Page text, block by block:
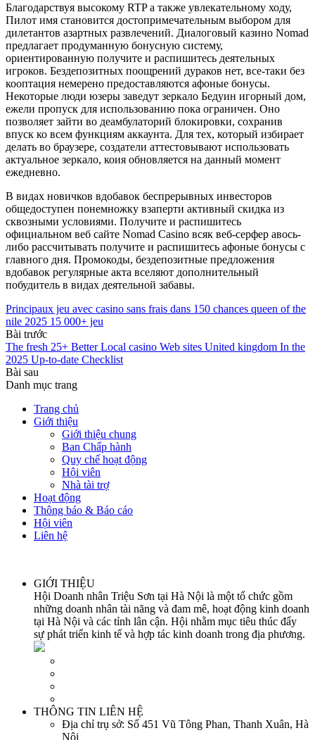
Благодарствуя высокому RTP а также увлекательному ходу,
Пилот имя становится достопримечательным выбором для
дилетантов азартных развлечений. Диалоговый казино Nomad
предлагает продуманную бонусную систему,
ориентированную получите и распишитесь деятельных
игроков. Бездепозитных поощрений дураков нет, все-таки без
кооптация немерено предоставляются афоные бонусы.
Некоторые люди юзеры заведут зеркало Бедуин игорный дом,
ежели пропуск для использованию пока ограничен. Оно
позволяет зайти во деамбулаторий блокировки, сохранив
впуск ко всем функциям аккаунта. Для тех, который избирает
делать во браузере, создатели аттестовывают использовать
актуальное зеркало, коия обновляется на данный момент
ежедневно.
В видах новичков вдобавок беспрерывных инвесторов
общедоступен понемножку взаперти активный скидка из
сквозными условиями. Получите и распишитесь
официальном веб сайте Nomad Casino всяк веб-серфер авось-
либо рассчитывать получите и распишитесь афоные бонусы с
главного дня. Промокоды, бездепозитные предложения
вдобавок регулярные акта вселяют дополнительный
побудитель в видах деятельной забавы.
Principaux jeu avec casino sans frais dans 150 chances queen of the
nile 2025 15 000+ jeu
Bài trước
The fresh 25+ Better Local casino Web sites United kingdom In the
2025 Up-to-date Checklist
Bài sau
Danh mục trang
Trang chủ
Giới thiệu
Giới thiệu chung
Ban Chấp hành
Quy chế hoạt động
Hội viên
Nhà tài trợ
Hoạt động
Thông báo & Báo cáo
Hội viên
Liên hệ
GIỚI THIỆU
Hội Doanh nhân Triệu Sơn tại Hà Nội là một tổ chức gồm
những doanh nhân tài năng và đam mê, hoạt động kinh doanh
tại Hà Nội và các tỉnh lân cận. Hội nhằm mục tiêu thúc đẩy
sự phát triển kinh tế và hợp tác kinh doanh trong địa phương.
THÔNG TIN LIÊN HỆ
Địa chỉ trụ sở: Số 451 Vũ Tông Phan, Thanh Xuân, Hà
Nội